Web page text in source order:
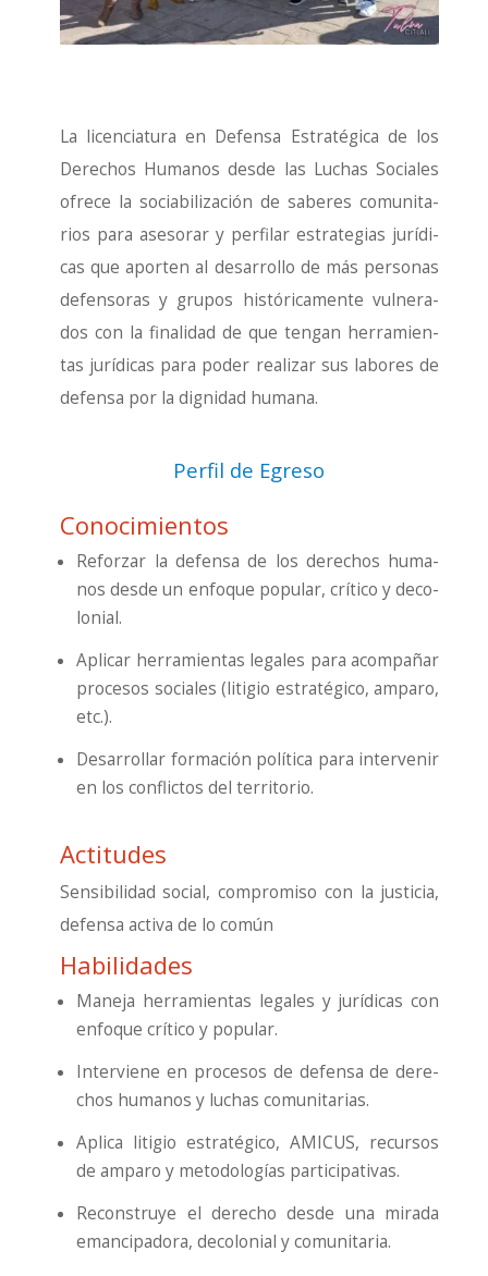
La licen­cia­tu­ra en Defen­sa Estra­té­gi­ca de los
Dere­chos Huma­nos des­de las Luchas Socia­les
ofre­ce la socia­bi­li­za­ción de sabe­res comu­ni­ta­
rios para ase­so­rar y per­fi­lar estra­te­gias jurí­di­
cas que apor­ten al desa­rro­llo de más per­so­nas
defen­so­ras y gru­pos his­tó­ri­ca­men­te vul­ne­ra­
dos con la fina­li­dad de que ten­gan herra­mien­
tas jurí­di­cas para poder rea­li­zar sus labo­res de
defen­sa por la dig­ni­dad huma­na.
Perfil de Egreso
Conocimientos
Refor­zar la defen­sa de los dere­chos huma­
nos des­de un enfo­que popu­lar, crí­ti­co y deco­
lo­nial.
Apli­car herra­mien­tas lega­les para acom­pa­ñar
pro­ce­sos socia­les (liti­gio estra­té­gi­co, ampa­ro,
etc.).
Desa­rro­llar for­ma­ción polí­ti­ca para inter­ve­nir
en los con­flic­tos del terri­to­rio.
Actitudes
Sen­si­bi­li­dad social, com­pro­mi­so con la jus­ti­cia,
defen­sa acti­va de lo común
Habilidades
Mane­ja herra­mien­tas lega­les y jurí­di­cas con
enfo­que crí­ti­co y popu­lar.
Inter­vie­ne en pro­ce­sos de defen­sa de dere­
chos huma­nos y luchas comu­ni­ta­rias.
Apli­ca liti­gio estra­té­gi­co, AMICUS, recur­sos
de ampa­ro y meto­do­lo­gías par­ti­ci­pa­ti­vas.
Recons­tru­ye el dere­cho des­de una mira­da
eman­ci­pa­do­ra, deco­lo­nial y comu­ni­ta­ria.